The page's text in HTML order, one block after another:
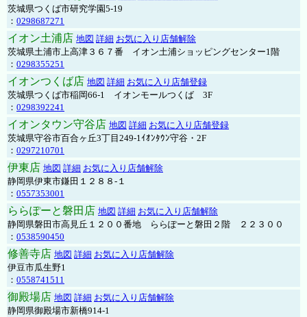
茨城県つくば市研究学園5-19
： 0298687271
イオン土浦店 地図 詳細 お気に入り店舗解除
茨城県土浦市上高津３６７番 イオン土浦ショッピングセンター1階
： 0298355251
イオンつくば店 地図 詳細 お気に入り店舗登録
茨城県つくば市稲岡66-1 イオンモールつくば 3F
： 0298392241
イオンタウン守谷店 地図 詳細 お気に入り店舗登録
茨城県守谷市百合ヶ丘3丁目249-1ｲｵﾝﾀｳﾝ守谷・2F
： 0297210701
伊東店 地図 詳細 お気に入り店舗解除
静岡県伊東市鎌田１２８８-１
： 0557353001
ららぽーと磐田店 地図 詳細 お気に入り店舗解除
静岡県磐田市高見丘１２００番地 ららぽーと磐田２階 ２２３００
： 0538590450
修善寺店 地図 詳細 お気に入り店舗解除
伊豆市瓜生野1
： 0558741511
御殿場店 地図 詳細 お気に入り店舗解除
静岡県御殿場市新橋914-1